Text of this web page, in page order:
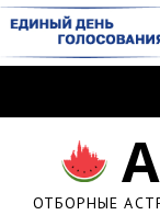
ОТБОРНЫЕ